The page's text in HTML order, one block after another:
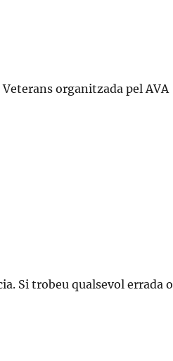
organitzada pel AVA
Si trobeu qualsevol errada o